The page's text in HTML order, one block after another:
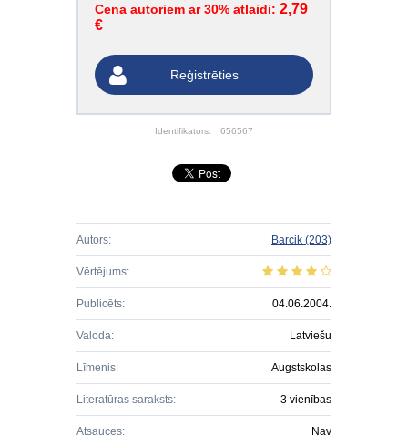
Cena autoriem ar 30% atlaidi: 2,79
€
Reģistrēties
Identifikators: 656567
Autors: Barcik (203)
Vērtējums:
Publicēts: 04.06.2004.
Valoda: Latviešu
Līmenis: Augstskolas
Literatūras saraksts: 3 vienības
Atsauces: Nav